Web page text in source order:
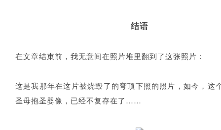
结语
在文章结束前，我无意间在照片堆里翻到了这张照片：
这是我那年在这片被烧毁了的穹顶下照的照片，如今，这
圣母抱圣婴像，已经不复存在了……